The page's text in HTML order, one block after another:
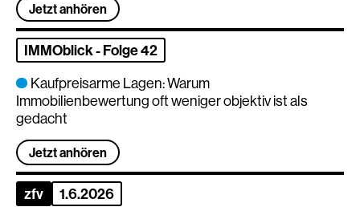
Jetzt anhören
Kaufpreisarme Lagen: Warum
Immobilienbewertung oft weniger objektiv ist als
gedacht
IMMOblick - Folge 42
Jetzt anhören
zfv 1.6.2026